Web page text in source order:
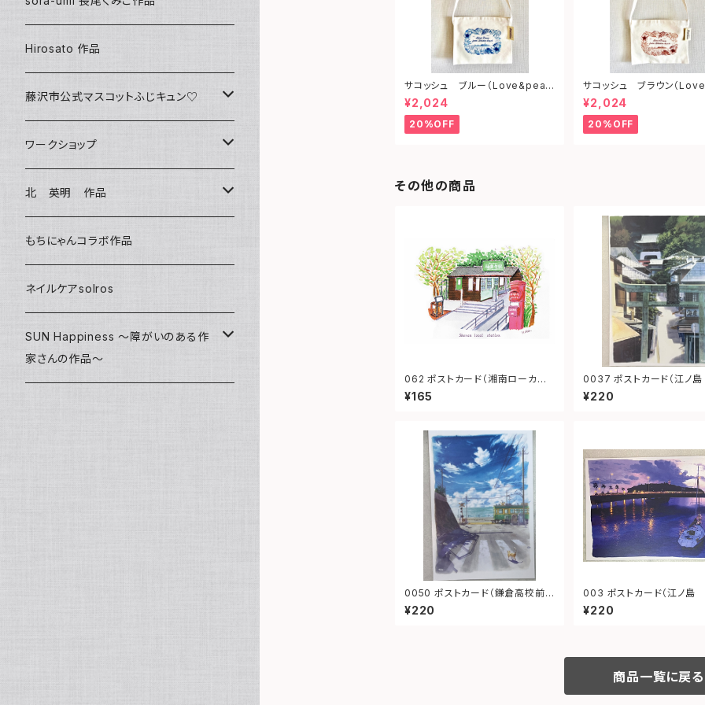
サコッシュ ブルー（Love&peac
e from shonan)
¥2,024
20%OFF
サコッシュ ブラウン（
ce from shonan)
¥2,024
20%OFF
その他の商品
062 ポストカード（湘南ローカル
ステーション）
¥165
0037 ポストカード（江ノ島 参
道）
¥220
0050 ポストカード（鎌倉高校前1
号踏切）
¥220
003 ポストカード（江ノ
¥220
商品一覧に戻る
クリアファイル
マグカップ
スマホケース
キーホルダー
バッグ
Tシャツ
ミラー
ミニ額
Hirosato 作品
藤沢市公式マスコットふじキュン♡
クリアファイル
ボールペン
キーホルダー
マグネット
シール
ワークショップ
海レジンアートボード
レジンチャーム
サンキャッチャー
北 英明 作品
ポストカード
もちにゃんコラボ作品
ネイルケアsolros
SUN Happiness ～障がいのある作
家さんの作品～